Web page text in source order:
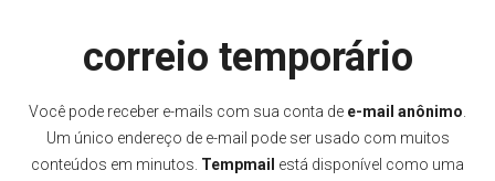
correio temporário
Você pode receber e-mails com sua conta de e-mail anônimo
Um único endereço de e-mail pode ser usado com muitos
conteúdos em minutos. Tempmail está disponível como uma